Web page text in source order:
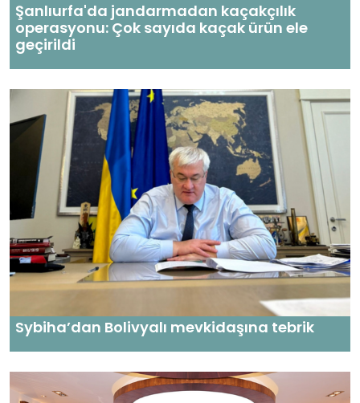
Şanlıurfa'da jandarmadan kaçakçılık
operasyonu: Çok sayıda kaçak ürün ele
geçirildi
Sybiha’dan Bolivyalı mevkidaşına tebrik